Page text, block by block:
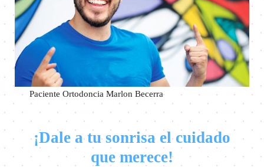
Paciente Ortodoncia Marlon Becerra
¡Dale a tu sonrisa el cuidado
que merece!